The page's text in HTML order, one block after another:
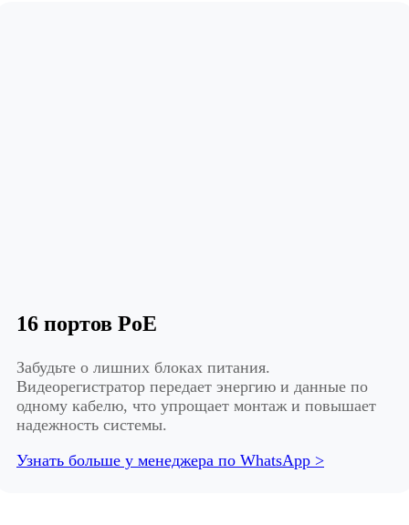
16 портов PoE
Забудьте о лишних блоках питания.
Видеорегистратор передает энергию и данные по
одному кабелю, что упрощает монтаж и повышает
надежность системы.
Узнать больше у менеджера по WhatsApp >